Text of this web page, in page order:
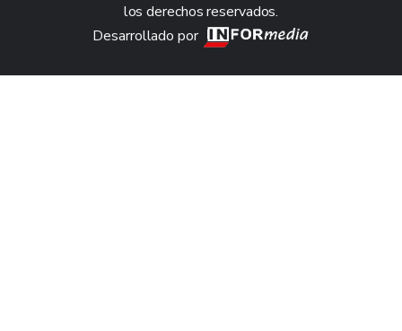
los derechos reservados.
Desarrollado por